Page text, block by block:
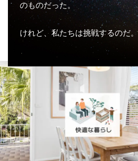
のものだった。
けれど、私たちは挑戦するのだ。